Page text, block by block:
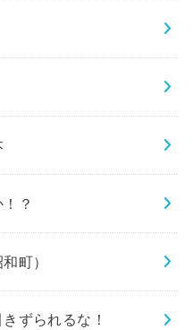
？
町）
ずられるな！